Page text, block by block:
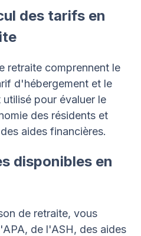
des tarifs en
retraite comprennent le
d'hébergement et le
pour évaluer le
des résidents et
aides financières.
disponibles en
de retraite, vous
de l'ASH, des aides